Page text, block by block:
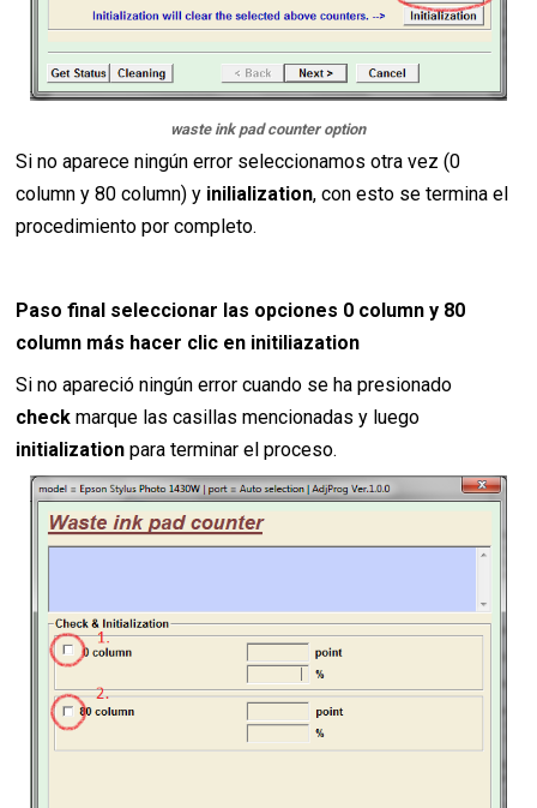
waste ink pad counter option
Si no aparece ningún error seleccionamos otra vez (0
column y 80 column) y inilialization, con esto se termina el
procedimiento por completo.
Paso final seleccionar las opciones 0 column y 80
column más hacer clic en initiliazation
Si no apareció ningún error cuando se ha presionado
check marque las casillas mencionadas y luego
initialization para terminar el proceso.